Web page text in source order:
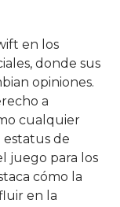
en los
donde sus
opiniones.
a
cualquier
estatus de
juego para los
cómo la
en la